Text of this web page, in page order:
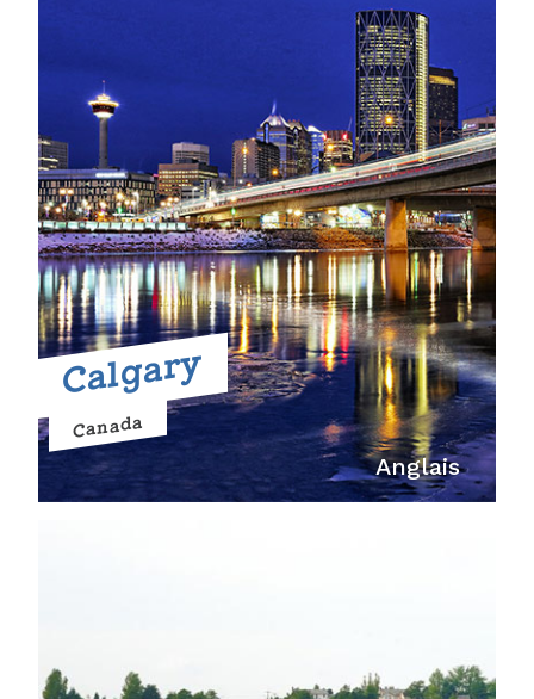
Calgary
Canada
Anglais